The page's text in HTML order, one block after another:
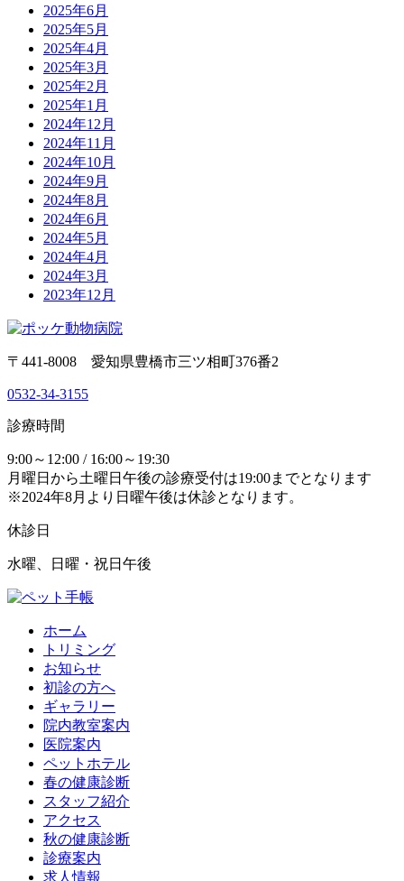
2025年6月
2025年5月
2025年4月
2025年3月
2025年2月
2025年1月
2024年12月
2024年11月
2024年10月
2024年9月
2024年8月
2024年6月
2024年5月
2024年4月
2024年3月
2023年12月
〒441-8008 愛知県豊橋市三ツ相町376番2
0532-34-3155
診療時間
9:00～12:00 / 16:00～19:30
月曜日から土曜日午後の診療受付は19:00までとなります
※2024年8月より日曜午後は休診となります。
休診日
水曜、日曜・祝日午後
ホーム
トリミング
お知らせ
初診の方へ
ギャラリー
院内教室案内
医院案内
ペットホテル
春の健康診断
スタッフ紹介
アクセス
秋の健康診断
診療案内
求人情報